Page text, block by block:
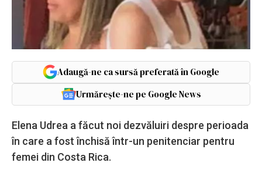
Adaugă-ne ca sursă preferată în Google
Urmărește-ne pe Google News
Elena Udrea a făcut noi dezvăluiri despre perioada
în care a fost închisă într-un penitenciar pentru
femei din Costa Rica.